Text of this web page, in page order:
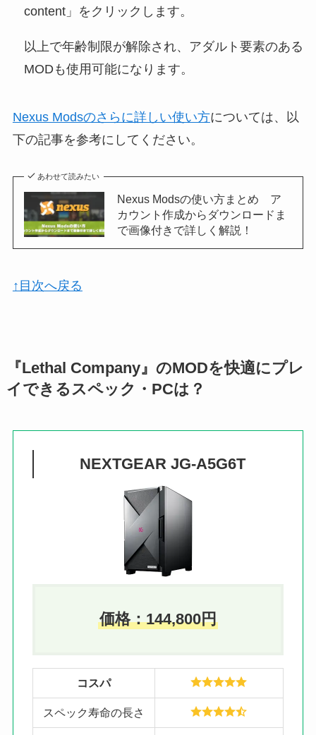
content」をクリックします。
以上で年齢制限が解除され、アダルト要素のある
MODも使用可能になります。
Nexus Modsのさらに詳しい使い方については、以
下の記事を参考にしてください。
あわせて読みたい
Nexus Modsの使い方まとめ ア
カウント作成からダウンロードま
で画像付きで詳しく解説！
↑目次へ戻る
『Lethal Company』のMODを快適にプレ
イできるスペック・PCは？
NEXTGEAR JG-A5G6T
価格：144,800円
コスパ
スペック寿命の長さ